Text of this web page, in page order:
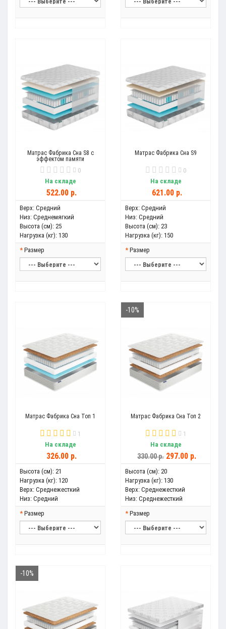
Матрас Фабрика Сна S8 с
эффектом памяти
0
На складе
522.00 р.
Верх: Средний
Низ: Среднемягкий
Высота (см): 25
Нагрузка (кг): 130
Размер
Матрас Фабрика Сна S9
0
На складе
621.00 р.
Верх: Средний
Низ: Средний
Высота (см): 23
Нагрузка (кг): 150
Размер
Матрас Фабрика Сна Топ 1
1
На складе
326.00 р.
Высота (см): 21
Нагрузка (кг): 120
Верх: Среднежесткий
Низ: Средний
Размер
-10%
Матрас Фабрика Сна Топ 2
1
На складе
330.00 р. 297.00 р.
Высота (см): 20
Нагрузка (кг): 130
Верх: Среднежесткий
Низ: Среднежесткий
Размер
-10%